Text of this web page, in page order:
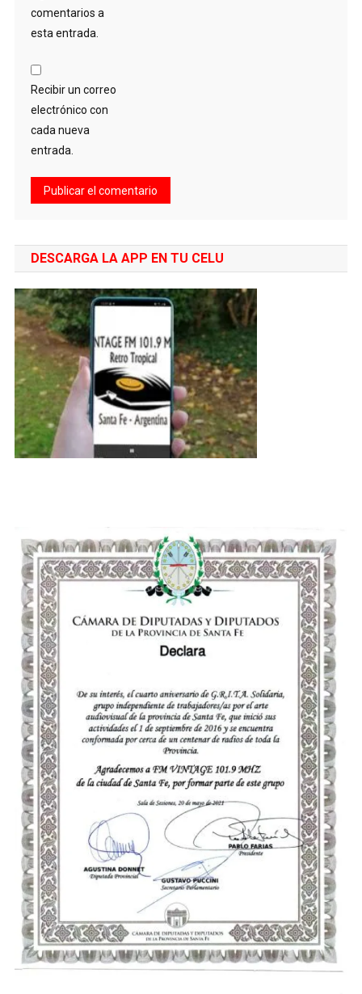
comentarios a
esta entrada.
Recibir un correo
electrónico con
cada nueva
entrada.
DESCARGA LA APP EN TU CELU